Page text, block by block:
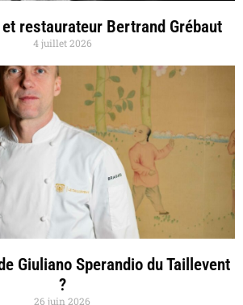
restaurateur Bertrand Grébaut
4 juillet 2026
Giuliano Sperandio du Taillevent
?
26 juin 2026